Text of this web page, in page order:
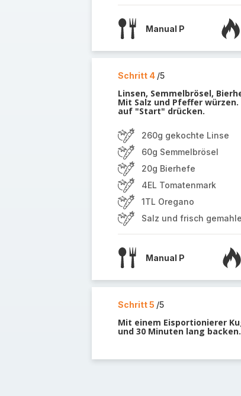
Manual P
Schritt 4 /5
Linsen, Semmelbrösel,
Mit Salz und Pfeffer
auf "Start" drücken.
260g gekochte Linse
60g Semmelbrösel
20g Bierhefe
4EL Tomatenmark
1TL Oregano
Salz und frisch
Manual P
Schritt 5 /5
Mit einem Eisportionierer
und 30 Minuten lang backen.